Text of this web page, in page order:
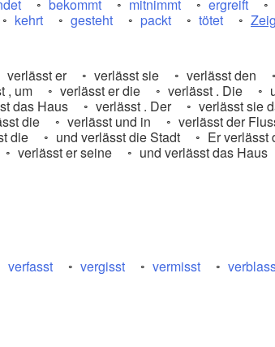
bekommt mitnimmt ergreift
kehrt gesteht packt tötet
verlässt er verlässt sie verlässt den
, um verlässt er die verlässt . Die
das Haus verlässt . Der verlässt sie
die verlässt und in verlässt der
die und verlässt die Stadt Er verlässt
verlässt er seine und verlässt das Haus
verfasst vergisst vermisst